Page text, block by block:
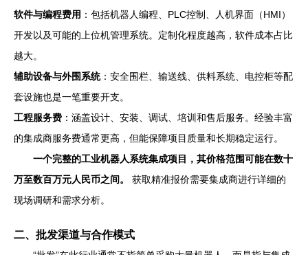
软件与编程费用 ：包括机器人编程、PLC控制、人机界面（HMI）
开发以及可能的上位机管理系统。定制化程度越高，软件成本占比
越大。
辅助设备与外围系统：安全围栏、输送线、供料系统、电控柜等配
套设施也是一笔重要开支。
工程服务费 ：涵盖设计、安装、调试、培训和售后服务。经验丰富
的集成商服务费通常更高，但能保障项目质量和长期稳定运行。
一个完整的工业机器人系统集成项目，其价格范围可能在数十
万至数百万元人民币之间。
获取精准报价需要集成商进行详细的
现场调研和需求分析。
二、批发渠道与合作模式